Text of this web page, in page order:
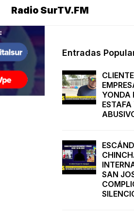
Radio SurTV.FM
Entradas
YONDA
SAN